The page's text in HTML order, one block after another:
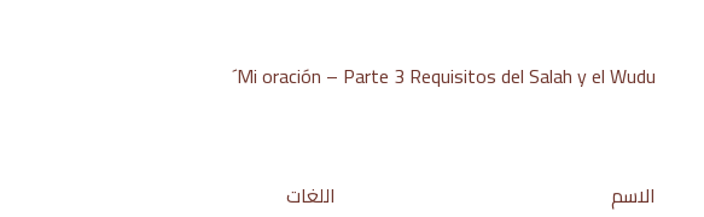
Mi oración – Parte 3 Requisitos del Salah y el Wudu´
الاسم
اللغات